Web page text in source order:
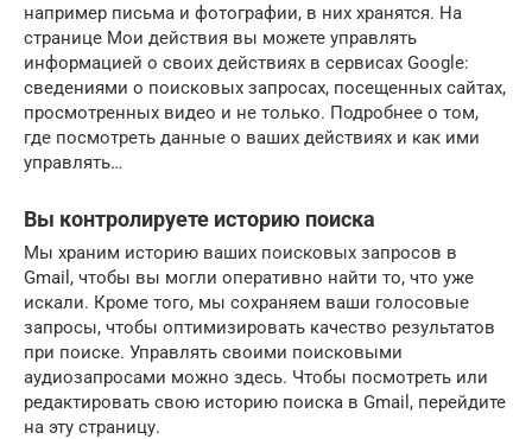
например письма и фотографии, в них хранятся. На
странице Мои действия вы можете управлять
информацией о своих действиях в сервисах Google:
сведениями о поисковых запросах, посещенных сайтах,
просмотренных видео и не только. Подробнее о том,
где посмотреть данные о ваших действиях и как ими
управлять…
Вы контролируете историю поиска
Мы храним историю ваших поисковых запросов в
Gmail, чтобы вы могли оперативно найти то, что уже
искали. Кроме того, мы сохраняем ваши голосовые
запросы, чтобы оптимизировать качество результатов
при поиске. Управлять своими поисковыми
аудиозапросами можно здесь. Чтобы посмотреть или
редактировать свою историю поиска в Gmail, перейдите
на эту страницу.